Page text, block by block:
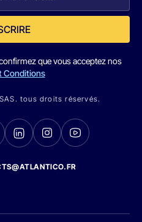
que vous acceptez nos
Conditions
tous droits réservés.